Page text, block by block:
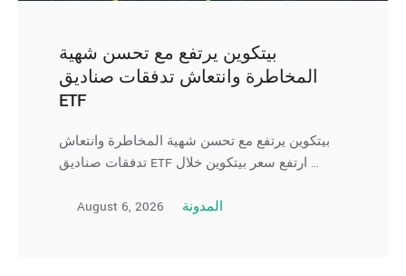
بيتكوين يرتفع مع تحسن شهية
المخاطرة وانتعاش تدفقات صناديق
ETF
بيتكوين يرتفع مع تحسن شهية المخاطرة وانتعاش
تدفقات صناديق ETF ارتفع سعر بيتكوين خلال …
August 6, 2026 المدونة